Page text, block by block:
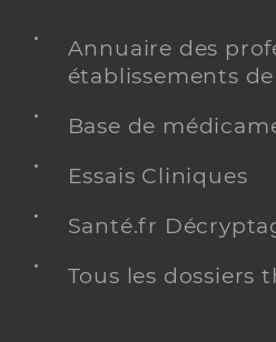
Annuaire des
établissements
Base de
Essais Cliniques
Santé.fr
Tous les dossiers